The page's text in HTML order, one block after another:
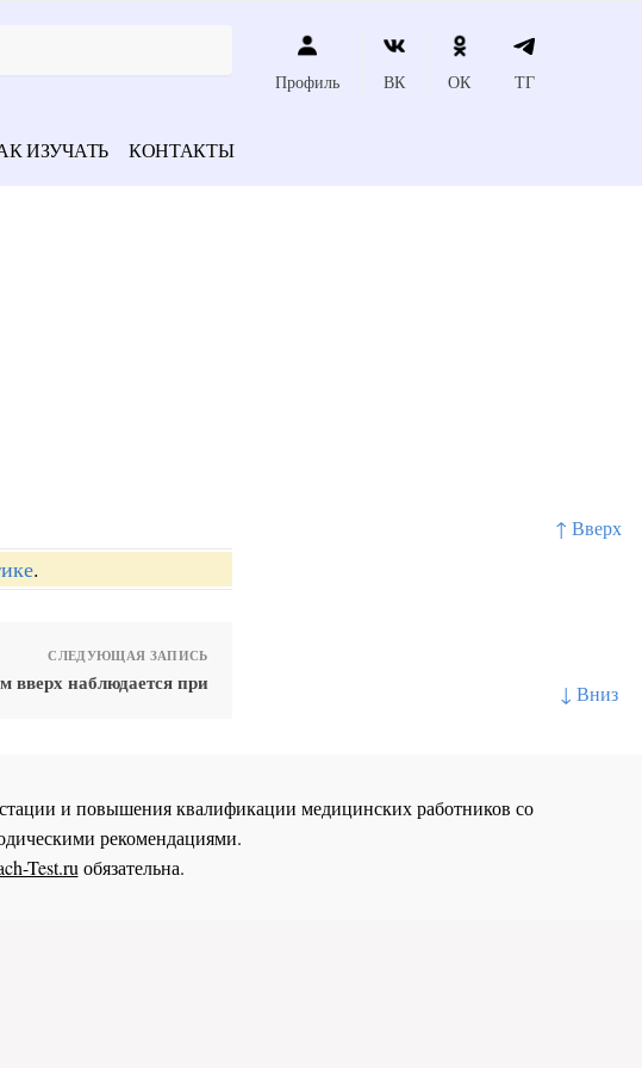
↑ Вверх
↓ Вниз
Профиль ВК ОК ТГ
ИЗУЧАТЬ КОНТАКТЫ
.
СЛЕДУЮЩАЯ ЗАПИСЬ
вверх наблюдается при
и повышения квалификации медицинских работников со
рекомендациями.
Test.ruобязательна.